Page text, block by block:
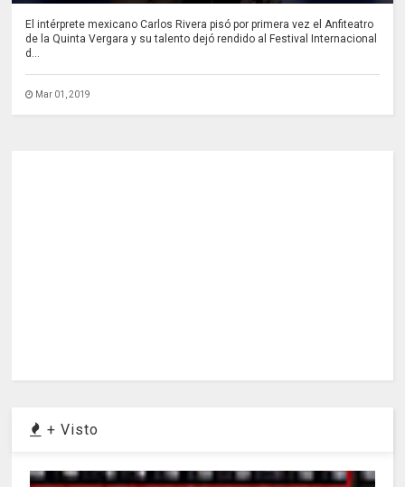
El intérprete mexicano Carlos Rivera pisó por primera vez el Anfiteatro
de la Quinta Vergara y su talento dejó rendido al Festival Internacional
d...
Mar 01, 2019
+ Visto